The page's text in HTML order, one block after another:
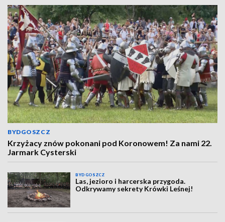
BYDGOSZCZ
Krzyżacy znów pokonani pod Koronowem! Za nami 22.
Jarmark Cysterski
BYDGOSZCZ
Las, jezioro i harcerska przygoda.
Odkrywamy sekrety Krówki Leśnej!